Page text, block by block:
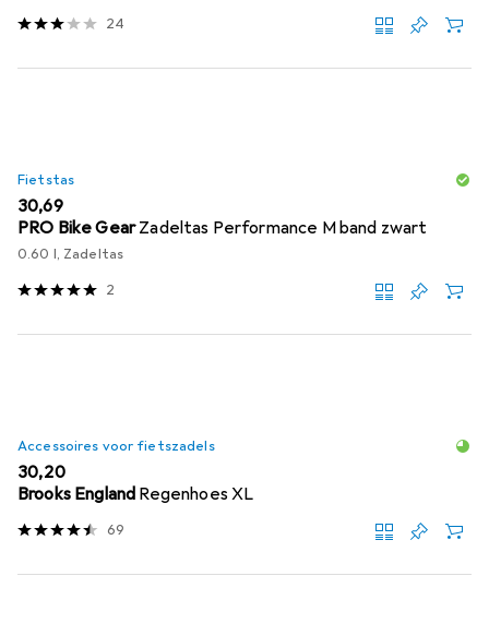
24
Fietstas
EUR
30,69
PRO Bike GearZadeltas Performance M band zwart
0.60 l, Zadeltas
2
Accessoires voor fietszadels
EUR
30,20
Brooks England Regenhoes XL
69